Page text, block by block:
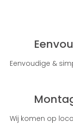
Eenvoudige &
Wij komen op